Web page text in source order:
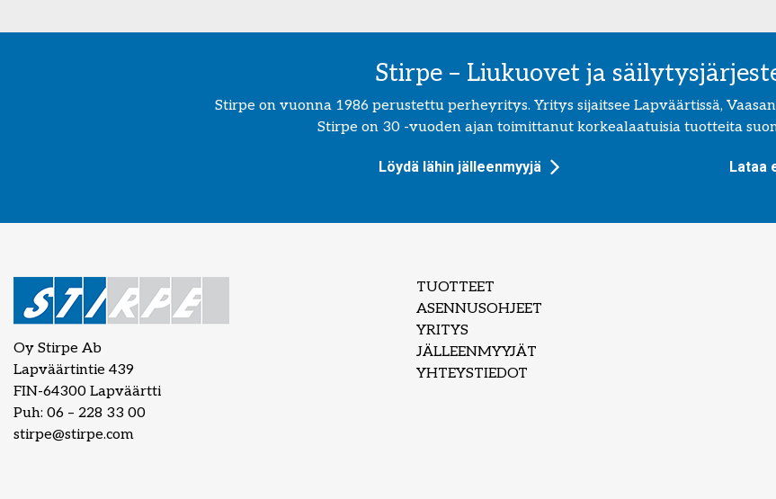
Stirpe – Liukuovet ja
Stirpe on vuonna 1986 perustettu perheyritys. Yritys sijaitsee Lapväärtissä,
Stirpe on 30 -vuoden ajan toimittanut korkealaatuisia tuotteita
Löydä lähin jälleenmyyjä Lataa
Oy Stirpe Ab
Lapväärtintie 439
FIN-64300 Lapväärtti
Puh: 06 – 228 33 00
stirpe@stirpe.com
TUOTTEET
ASENNUSOHJEET
YRITYS
JÄLLEENMYYJÄT
YHTEYSTIEDOT